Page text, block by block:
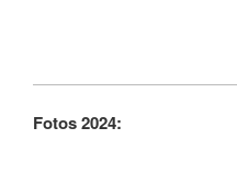
Fotos 2024: